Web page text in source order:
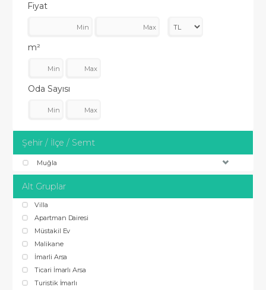
Fiyat
m²
Oda Sayısı
Şehir / İlçe / Semt
Muğla
Alt Gruplar
Villa
Apartman Dairesi
Müstakil Ev
Malikane
İmarli Arsa
Ticari İmarlı Arsa
Turistik İmarlı